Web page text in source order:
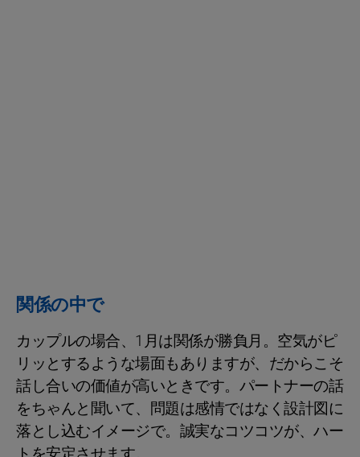
関係の中で
カップルの場合、1月は関係が勝負月。空気がピ
リッとするような場面もありますが、だからこそ
話し合いの価値が高いときです。パートナーの話
をちゃんと聞いて、問題は感情ではなく設計図に
落とし込むイメージで。誠実なコツコツが、ハー